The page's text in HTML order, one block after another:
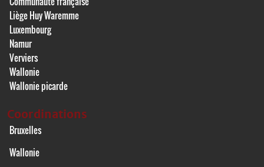
Liège Huy Waremme
Luxembourg
Namur
Verviers
Wallonie
Wallonie picarde
Coordinations
Bruxelles
Wallonie